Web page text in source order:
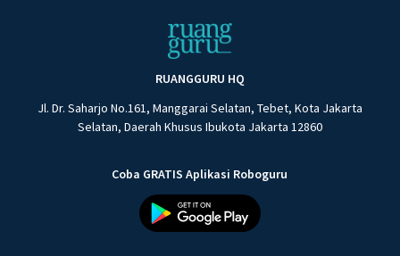
RUANGGURU HQ
Jl. Dr. Saharjo No.161, Manggarai Selatan, Tebet, Kota Jakarta
Selatan, Daerah Khusus Ibukota Jakarta 12860
Coba GRATIS Aplikasi Roboguru